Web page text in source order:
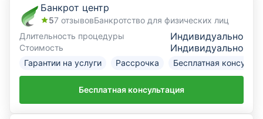
Банкрот центр
57 отзывовБанкротство для физических лиц
Длительность процедуры
Индивидуально
Стоимость Индивидуально
Гарантии на услуги Рассрочка Бесплатная
Бесплатная консультация